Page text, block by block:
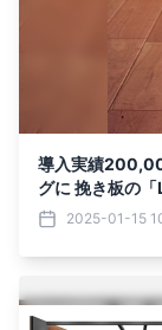
導入実績
グに 挽き板の
場！2025-01-15